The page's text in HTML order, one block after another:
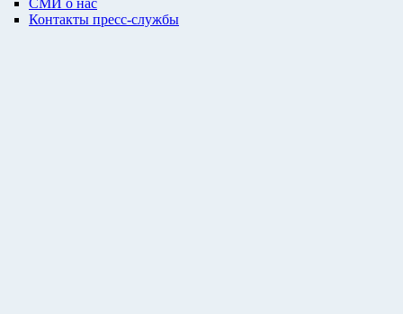
СМИ о нас
Контакты пресс-службы